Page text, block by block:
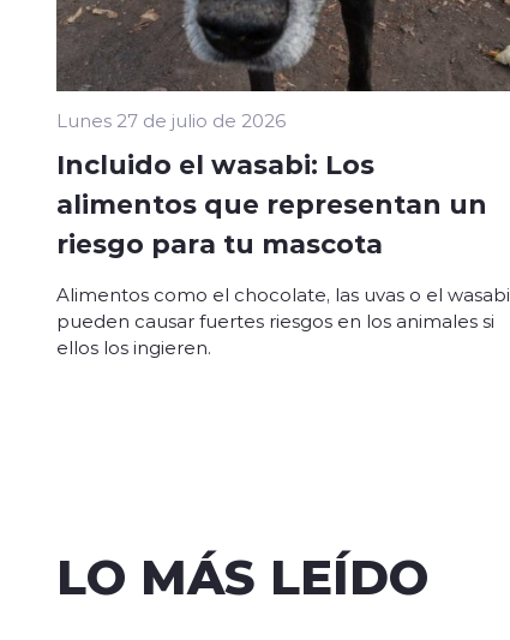
Lunes 27 de julio de 2026
Incluido el wasabi: Los
alimentos que representan un
riesgo para tu mascota
Alimentos como el chocolate, las uvas o el wasabi
pueden causar fuertes riesgos en los animales si
ellos los ingieren.
LO MÁS LEÍDO